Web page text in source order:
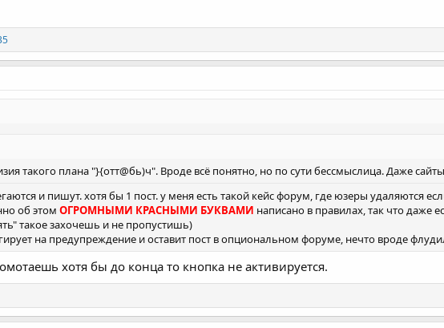
такого плана "}{отт@бь)ч". Вроде всё понятно, но по сути бессмыслица. Даже
и пишут. хотя бы 1 пост. у меня есть такой кейс форум, где юзеры удаляются
об этом ОГРОМНЫМИ КРАСНЫМИ БУКВАМИ написано в правилах, так что даже
такое захочешь и не пропустишь)
на предупреждение и оставит пост в опциональном форуме, нечто вроде
хотя бы до конца то кнопка не активируется.